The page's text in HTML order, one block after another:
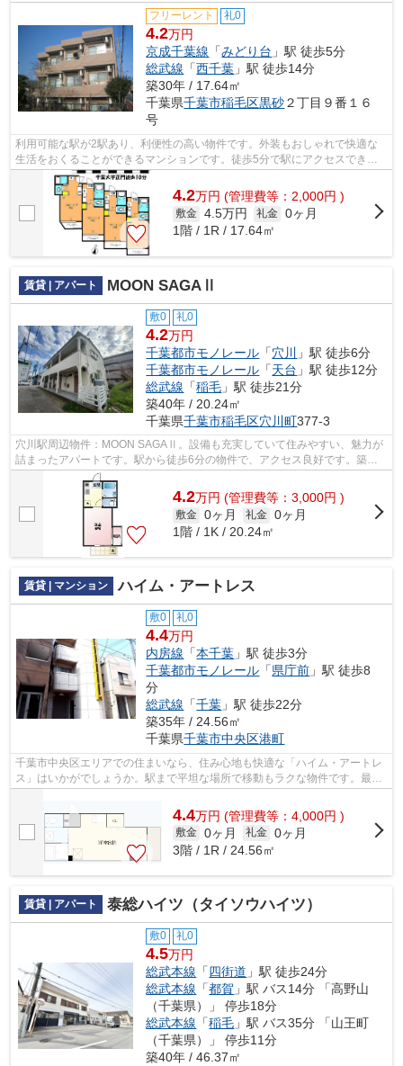
フリーレント 礼0
4.2万円
京成千葉線 「みどり台 」駅 徒歩5分
総武線 「西千葉 」駅 徒歩14分
築30年 / 17.64㎡
千葉県千葉市稲毛区黒砂２丁目９番１６
号
利用可能な駅が2駅あり、利便性の高い物件です。外装もおしゃれで快適な
生活をおくることができるマンションです。徒歩5分で駅にアクセスできる
物件です。あまり広いとは言えませんが...
4.2万円 (管理費等：2,000円 )
敷金 4.5万円 礼金 0ヶ月
1階 / 1R / 17.64㎡
賃貸 | アパート MOON SAGAⅡ
敷0 礼0
4.2万円
千葉都市モノレール 「穴川 」駅 徒歩6分
千葉都市モノレール 「天台 」駅 徒歩12分
総武線 「稲毛 」駅 徒歩21分
築40年 / 20.24㎡
千葉県千葉市稲毛区穴川町377-3
穴川駅周辺物件：MOON SAGAⅡ。設備も充実していて住みやすい、魅力が
詰まったアパートです。駅から徒歩6分の物件で、アクセス良好です。築年
数の古い物件ですが、そのぶん味わいを感じ...
4.2万円 (管理費等：3,000円 )
敷金 0ヶ月 礼金 0ヶ月
1階 / 1K / 20.24㎡
賃貸 | マンション ハイム・アートレス
敷0 礼0
4.4万円
内房線 「本千葉 」駅 徒歩3分
千葉都市モノレール 「県庁前 」駅 徒歩8
分
総武線 「千葉 」駅 徒歩22分
築35年 / 24.56㎡
千葉県千葉市中央区港町
千葉市中央区エリアでの住まいなら、住み心地も快適な「ハイム・アートレ
ス」はいかがでしょうか。駅まで平坦な場所で移動もラクな物件です。最上
4.4万円 (管理費等：4,000円 )
敷金 0ヶ月 礼金 0ヶ月
3階 / 1R / 24.56㎡
賃貸 | アパート 泰総ハイツ（タイソウハイツ）
敷0 礼0
4.5万円
総武本線 「四街道 」駅 徒歩24分
総武本線 「都賀 」駅 バス14分 「高野山
（千葉県）」 停歩18分
総武本線 「稲毛 」駅 バス35分 「山王町
（千葉県）」 停歩11分
築40年 / 46.37㎡